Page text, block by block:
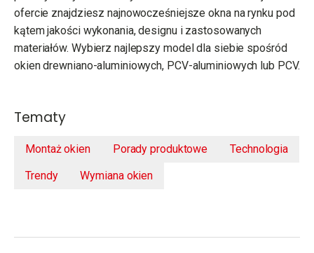
ofercie znajdziesz najnowocześniejsze okna na rynku pod
kątem jakości wykonania, designu i zastosowanych
materiałów. Wybierz najlepszy model dla siebie spośród
okien drewniano-aluminiowych, PCV-aluminiowych lub PCV.
Tematy
Montaż okien Porady produktowe
Technologia
Trendy
Wymiana okien